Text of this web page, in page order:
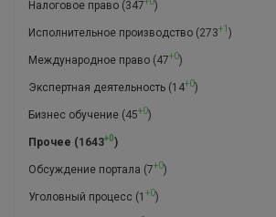
Налоговое право (347 )
Исполнительное производство (273+1 )
Международное право (47+0)
Экспертная деятельность (14+0)
Бизнес обучение (45+0)
Прочее (1643+0)
Обсуждение портала (7+0)
Уголовный процесс (1 +0)